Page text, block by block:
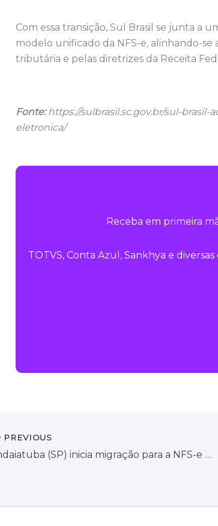
Com essa transição, Sul Brasil se junta a
modelo unificado da NFS-e, alinhando-
tributária e pelas diretrizes da Receita
Fonte:https://sulbrasil.sc.gov.br/sul-
eletronica/
Receba em primeira
TOTVS, Conta Azul, Sankhya e
PREVIOUS
Indaiatuba (SP) inicia migração para a NFS-e Nacional e abre ambiente de testes para contribuintes